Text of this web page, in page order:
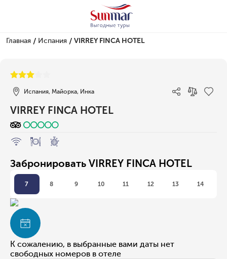
Главная / Испания / VIRREY FINCA HOTEL
Испания, Майорка, Инка
VIRREY FINCA HOTEL
Забронировать VIRREY FINCA HOTEL
7 8 9 10 11 12 13 14
К сожалению, в выбранные вами даты нет
свободных номеров в отеле